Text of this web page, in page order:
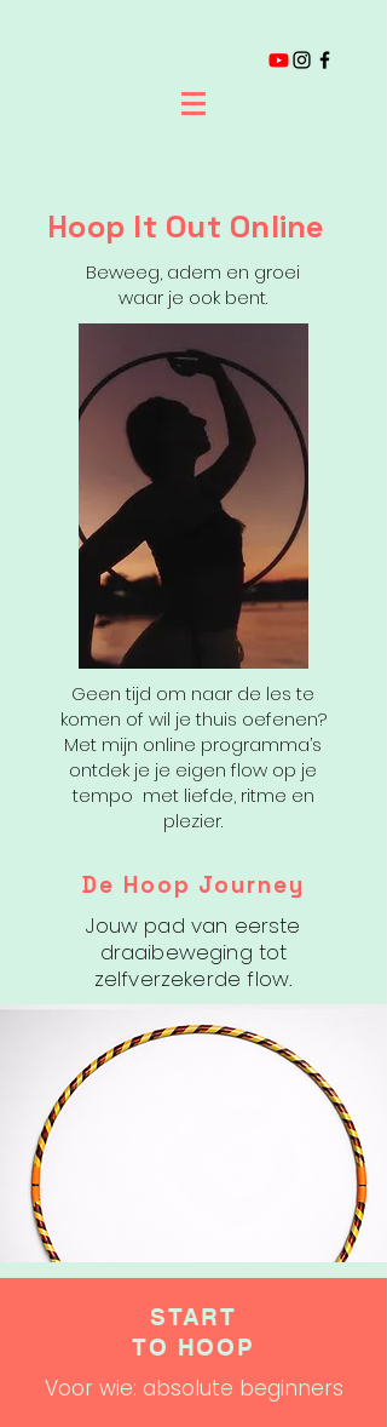
Hoop It Out Online
Beweeg, adem en groei
waar je ook bent.
Geen tijd om naar de les te
komen of wil je thuis oefenen?
Met mijn online programma’s
ontdek je je eigen flow op je
tempo met liefde, ritme en
plezier.
De Hoop Journey
Jouw pad van eerste
draaibeweging tot
zelfverzekerde flow.
START
TO HOOP
Voor wie: absolute beginners